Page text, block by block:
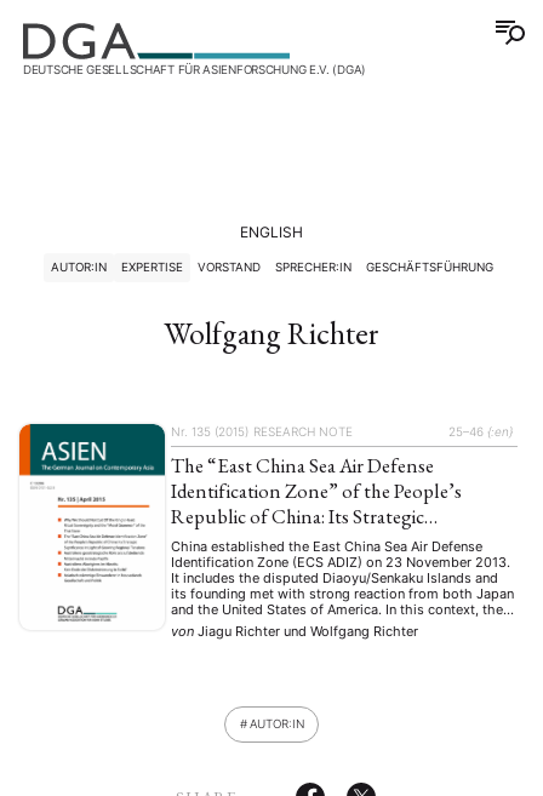
DEUTSCHE GESELLSCHAFT FÜR ASIENFORSCHUNG E.V. (DGA)
ENGLISH
AUTOR:IN EXPERTISE VORSTAND SPRECHER:IN GESCHÄFTSFÜHRUNG
Wolfgang Richter
Nr. 135 (2015) RESEARCH NOTE 25–46 {:en}
The “East China Sea Air Defense
Identification Zone” of the People’s
Republic of China: Its Strategic
Significance in Light of Growing Regional
Tensions
China established the East China Sea Air Defense
Identification Zone (ECS ADIZ) on 23 November 2013.
It includes the disputed Diaoyu/Senkaku Islands and
its founding met with strong reaction from both Japan
and the United States of America. In this context, the
US has reaffirmed defense commitments toward
regional allies while Japan continues to revise …
von Jiagu Richterund Wolfgang Richter
AUTOR:IN